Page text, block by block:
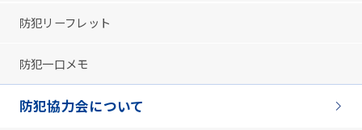
防犯リーフレット
防犯一口メモ
防犯協力会について